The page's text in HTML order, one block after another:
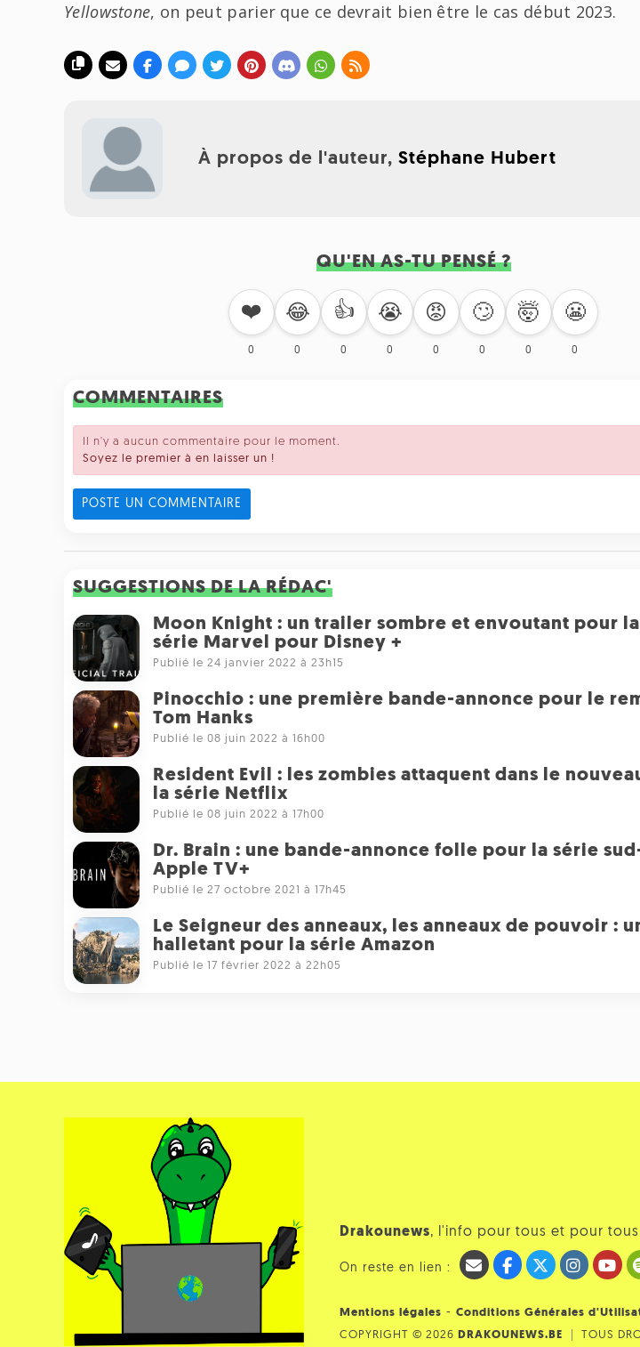
Yellowstone, on peut parier que ce devrait bien être le cas début 2023.
À propos de l'auteur,Stéphane Hubert
QU'EN AS-TU PENSÉ ?
❤️
0
😂
0
👍
0
😭
0
😡
0
🙄
0
🤯
0
😬
0
COMMENTAIRES
Il n'y a aucun commentaire pour le moment.
Soyez le premier à en laisser un !
POSTE UN COMMENTAIRE
SUGGESTIONS DE LA RÉDAC'
Moon Knight : un trailer sombre et envoutant pour
série Marvel pour Disney +
Publié le 24 janvier 2022 à 23h15
Pinocchio : une première bande-annonce pour le
Tom Hanks
Publié le 08 juin 2022 à 16h00
Resident Evil : les zombies attaquent dans le
la série Netflix
Publié le 08 juin 2022 à 17h00
Dr. Brain : une bande-annonce folle pour la série
Apple TV+
Publié le 27 octobre 2021 à 17h45
Le Seigneur des anneaux, les anneaux de pouvoir :
halletant pour la série Amazon
Publié le 17 février 2022 à 22h05
Drakounews, l'info pour tous et pour
On reste en lien :
Mentions légales - Conditions Générales
COPYRIGHT © 2026
DRAKOUNEWS.BE TOUS